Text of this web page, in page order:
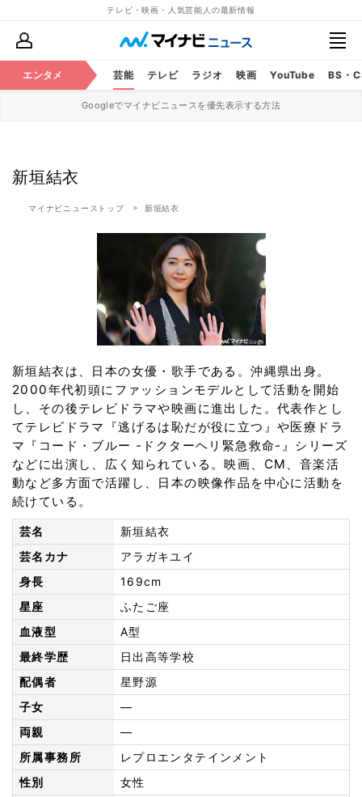
テレビ・映画・人気芸能人の最新情報
エンタメ 芸能 テレビ ラジオ 映画 YouTube BS・
Googleでマイナビニュースを優先表示する方法
新垣結衣
マイナビニューストップ 新垣結衣
新垣結衣は、日本の女優・歌手である。沖縄県出身。
2000年代初頭にファッションモデルとして活動を開始
し、その後テレビドラマや映画に進出した。代表作とし
てテレビドラマ『逃げるは恥だが役に立つ』や医療ドラ
マ『コード・ブルー -ドクターヘリ緊急救命-』シリーズ
などに出演し、広く知られている。映画、CM、音楽活
動など多方面で活躍し、日本の映像作品を中心に活動を
続けている。
芸名
新垣結衣
芸名カナ
アラガキユイ
身長
169cm
星座
ふたご座
血液型
A型
最終学歴
日出高等学校
配偶者
星野源
子女
—
両親
—
所属事務所
レプロエンタテインメント
性別
女性